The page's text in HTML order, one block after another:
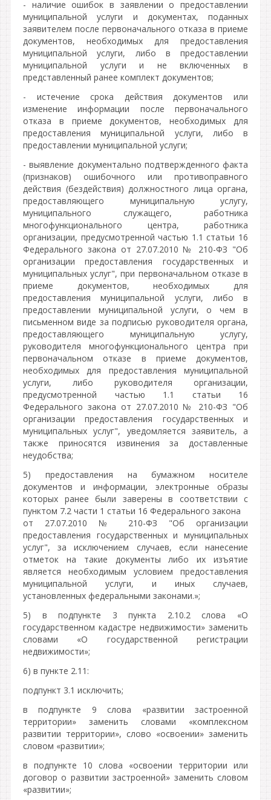
- наличие ошибок в заявлении о предоставлении
муниципальной услуги и документах, поданных
заявителем после первоначального отказа в приеме
документов, необходимых для предоставления
муниципальной услуги, либо в предоставлении
муниципальной услуги и не включенных в
представленный ранее комплект документов;
- истечение срока действия документов или
изменение информации после первоначального
отказа в приеме документов, необходимых для
предоставления муниципальной услуги, либо в
предоставлении муниципальной услуги;
- выявление документально подтвержденного факта
(признаков) ошибочного или противоправного
действия (бездействия) должностного лица органа,
предоставляющего муниципальную услугу,
муниципального служащего, работника
многофункционального центра, работника
организации, предусмотренной частью 1.1 статьи 16
Федерального закона от 27.07.2010 № 210-ФЗ "Об
организации предоставления государственных и
муниципальных услуг", при первоначальном отказе в
приеме документов, необходимых для
предоставления муниципальной услуги, либо в
предоставлении муниципальной услуги, о чем в
письменном виде за подписью руководителя органа,
предоставляющего муниципальную услугу,
руководителя многофункционального центра при
первоначальном отказе в приеме документов,
необходимых для предоставления муниципальной
услуги, либо руководителя организации,
предусмотренной частью 1.1 статьи 16
Федерального закона от 27.07.2010 № 210-ФЗ "Об
организации предоставления государственных и
муниципальных услуг", уведомляется заявитель, а
также приносятся извинения за доставленные
неудобства;
5) предоставления на бумажном носителе
документов и информации, электронные образы
которых ранее были заверены в соответствии с
пунктом 7.2 части 1 статьи 16 Федерального закона
от 27.07.2010 № 210-ФЗ "Об организации
предоставления государственных и муниципальных
услуг", за исключением случаев, если нанесение
отметок на такие документы либо их изъятие
является необходимым условием предоставления
муниципальной услуги, и иных случаев,
установленных федеральными законами.»;
5) в подпункте 3 пункта 2.10.2 слова «О
государственном кадастре недвижимости» заменить
словами «О государственной регистрации
недвижимости»;
6) в пункте 2.11:
подпункт 3.1 исключить;
в подпункте 9 слова «развитии застроенной
территории» заменить словами «комплексном
развитии территории», слово «освоении» заменить
словом «развитии»;
в подпункте 10 слова «освоении территории или
договор о развитии застроенной» заменить словом
«развитии»;